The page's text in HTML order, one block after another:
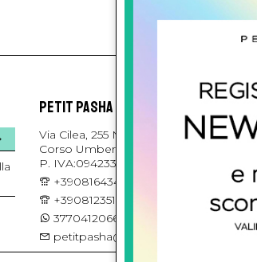
PETIT PASHA
Via Cilea, 255 Napoli
Corso Umberto I 301 Napoli - Italia
P. IVA:09423341214
+39081643421
+390812351280
3770412066 , 3397314295
petitpasha@hotmail.it